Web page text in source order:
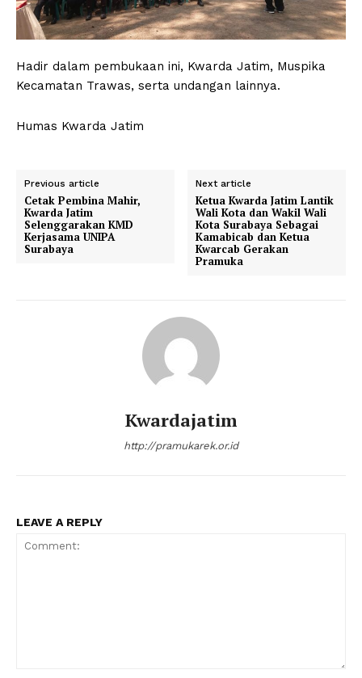
Hadir dalam pembukaan ini, Kwarda Jatim, Muspika
Kecamatan Trawas, serta undangan lainnya.
Humas Kwarda Jatim
Previous article
Cetak Pembina Mahir,
Kwarda Jatim
Selenggarakan KMD
Kerjasama UNIPA
Surabaya
Next article
Ketua Kwarda Jatim Lantik
Wali Kota dan Wakil Wali
Kota Surabaya Sebagai
Kamabicab dan Ketua
Kwarcab Gerakan
Pramuka
Kwardajatim
http://pramukarek.or.id
LEAVE A REPLY